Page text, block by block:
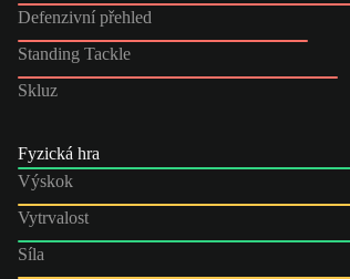
Defenzivní přehled
Standing Tackle
Skluz
Fyzická hra
Výskok
Vytrvalost
Síla